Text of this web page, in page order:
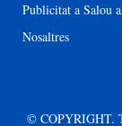
Publicitat a Salou
Nosaltres
© COPYRIGHT.